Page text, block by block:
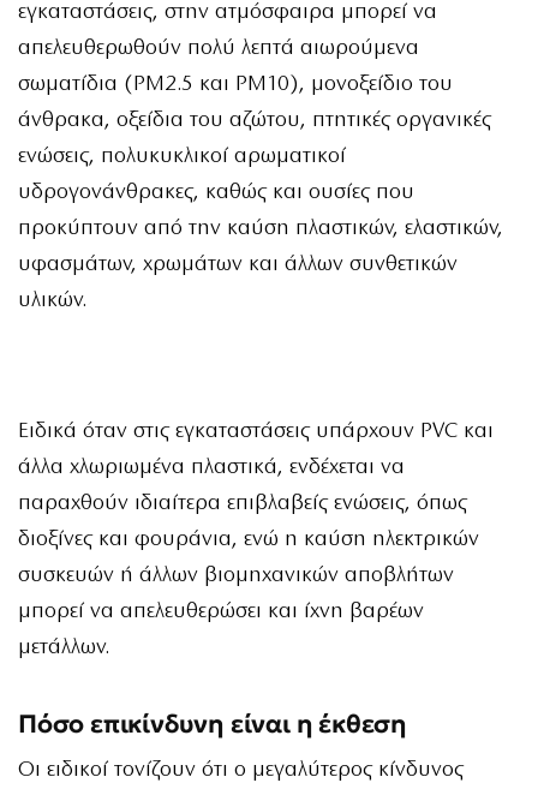
εγκαταστάσεις, στην ατμόσφαιρα μπορεί να
απελευθερωθούν πολύ λεπτά αιωρούμενα
σωματίδια (PM2.5 και PM10), μονοξείδιο του
άνθρακα, οξείδια του αζώτου, πτητικές οργανικές
ενώσεις, πολυκυκλικοί αρωματικοί
υδρογονάνθρακες, καθώς και ουσίες που
προκύπτουν από την καύση πλαστικών, ελαστικών,
υφασμάτων, χρωμάτων και άλλων συνθετικών
υλικών.
Ειδικά όταν στις εγκαταστάσεις υπάρχουν PVC και
άλλα χλωριωμένα πλαστικά, ενδέχεται να
παραχθούν ιδιαίτερα επιβλαβείς ενώσεις, όπως
διοξίνες και φουράνια, ενώ η καύση ηλεκτρικών
συσκευών ή άλλων βιομηχανικών αποβλήτων
μπορεί να απελευθερώσει και ίχνη βαρέων
μετάλλων.
Πόσο επικίνδυνη είναι η έκθεση
Οι ειδικοί τονίζουν ότι ο μεγαλύτερος κίνδυνος